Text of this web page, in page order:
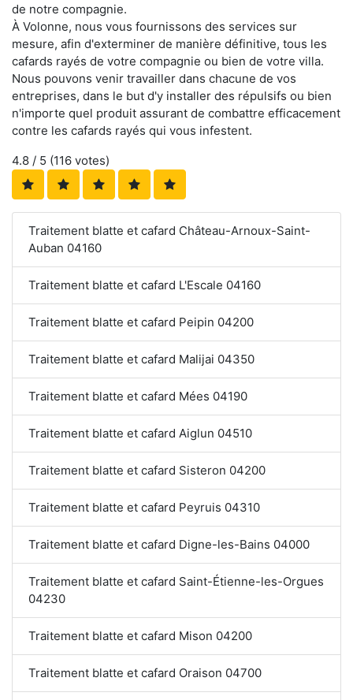
de notre compagnie.
À Volonne, nous vous fournissons des services sur
mesure, afin d'exterminer de manière définitive, tous les
cafards rayés de votre compagnie ou bien de votre villa.
Nous pouvons venir travailler dans chacune de vos
entreprises, dans le but d'y installer des répulsifs ou bien
n'importe quel produit assurant de combattre efficacement
contre les cafards rayés qui vous infestent.
4.8 / 5 (116 votes)
Traitement blatte et cafard Château-Arnoux-Saint-
Auban 04160
Traitement blatte et cafard L'Escale 04160
Traitement blatte et cafard Peipin 04200
Traitement blatte et cafard Malijai 04350
Traitement blatte et cafard Mées 04190
Traitement blatte et cafard Aiglun 04510
Traitement blatte et cafard Sisteron 04200
Traitement blatte et cafard Peyruis 04310
Traitement blatte et cafard Digne-les-Bains 04000
Traitement blatte et cafard Saint-Étienne-les-Orgues
04230
Traitement blatte et cafard Mison 04200
Traitement blatte et cafard Oraison 04700